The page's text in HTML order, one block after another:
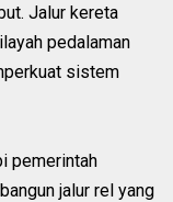
Jalur kereta
pedalaman
sistem
pemerintah
jalur rel yang